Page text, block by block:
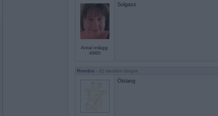
Antal inlägg:
4960
Solgass
Rombis - Ej medlem längre
Ölslang